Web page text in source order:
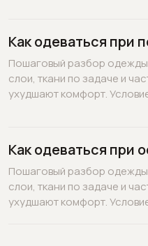
Как одеваться при
Пошаговый разбор
слои, ткани по задаче и
ухудшают комфорт.
Как одеваться при
Пошаговый разбор
слои, ткани по задаче и
ухудшают комфорт.